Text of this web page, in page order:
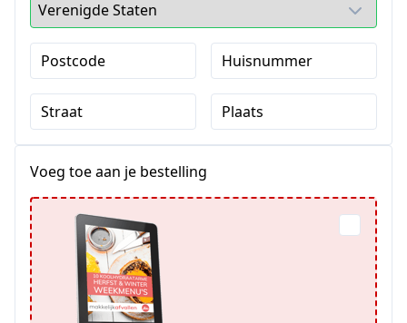
Postcode Huisnummer
Straat Plaats
Voeg toe aan je bestelling